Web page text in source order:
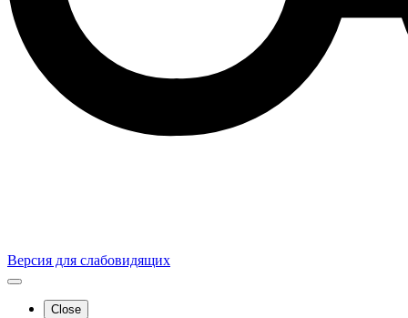
Версия для слабовидящих
Close